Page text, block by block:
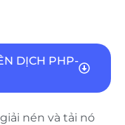
DỊCH PHP-
nén và tải nó